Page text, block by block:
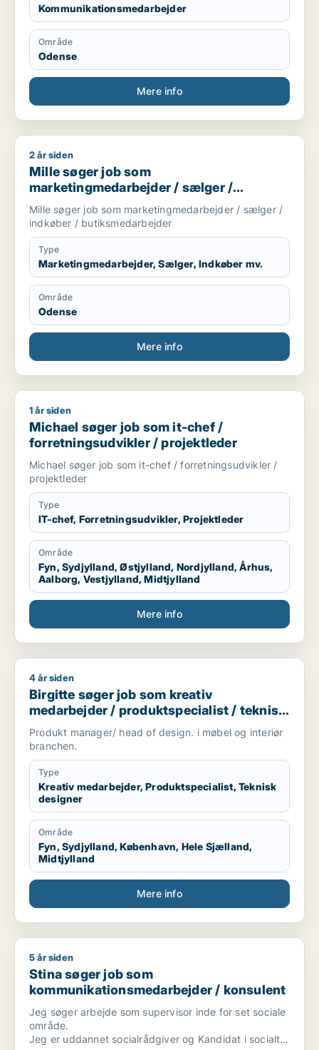
Kommunikationsmedarbejder
Område
Odense
Mere info
Mille søger job som marketingmedarbejder / sælger /
2 år siden
Mille søger job som
marketingmedarbejder / sælger /
indkøber / butiksmedarbejder
Mille søger job som marketingmedarbejder / sælger /
indkøber / butiksmedarbejder
Type
Marketingmedarbejder, Sælger, Indkøber mv.
Område
Odense
Mere info
Michael søger job som it-chef / forretningsudvikler /
1 år siden
Michael søger job som it-chef /
forretningsudvikler / projektleder
Michael søger job som it-chef / forretningsudvikler /
projektleder
Type
IT-chef, Forretningsudvikler, Projektleder
Område
Fyn, Sydjylland, Østjylland, Nordjylland, Århus,
Aalborg, Vestjylland, Midtjylland
Mere info
Birgitte søger job som kreativ medarbejder /
4 år siden
Birgitte søger job som kreativ
medarbejder / produktspecialist / teknisk
designer
Produkt manager/ head of design. i møbel og interiør
branchen.
Type
Kreativ medarbejder, Produktspecialist, Teknisk
designer
Område
Fyn, Sydjylland, København, Hele Sjælland,
Midtjylland
Mere info
Stina søger job som kommunikationsmedarbejder /
5 år siden
Stina søger job som
kommunikationsmedarbejder / konsulent
Jeg søger arbejde som supervisor inde for set sociale
område.
Jeg er uddannet socialrådgiver og Kandidat i socialt